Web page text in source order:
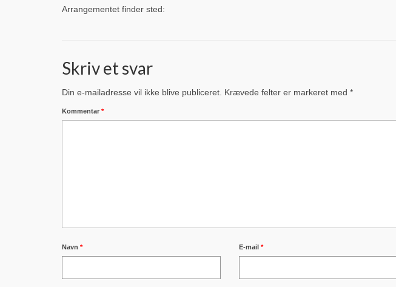
Arrangementet finder sted:
Skriv et svar
Din e-mailadresse vil ikke blive publiceret. Krævede felter er markeret med *
Kommentar *
Navn * E-mail*